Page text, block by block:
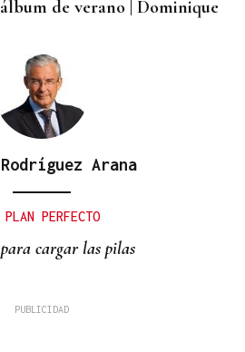
de verano | Dominique
Arana
PERFECTO
cargar las pilas